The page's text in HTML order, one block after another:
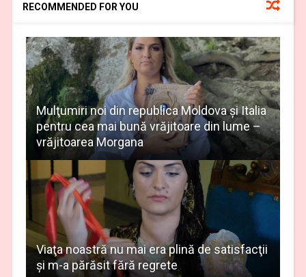
RECOMMENDED FOR YOU
Mulţumiri noi din republica Moldova și Italia
pentru cea mai bună vrăjitoare din lume –
vrăjitoarea Morgana
Viaţa noastră nu mai era plină de satisfacţii
și m-a părăsit fără regrete